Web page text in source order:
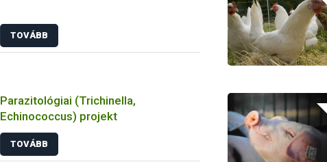
TOVÁBB
Parazitológiai (Trichinella,
Echinococcus) projekt
TOVÁBB